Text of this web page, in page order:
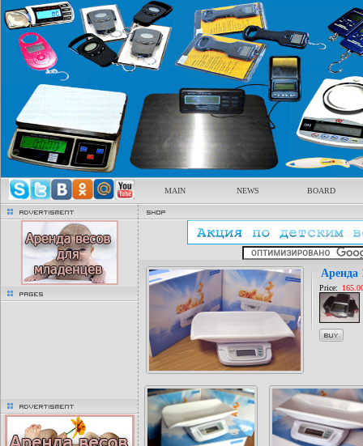
MAIN NEWS BOARD
advertisment
pages
advertisment
Shop
Аренда
Price:
buy